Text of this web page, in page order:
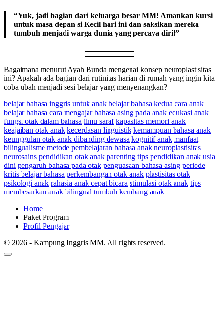
“Yuk, jadi bagian dari keluarga besar MM! Amankan kursi
untuk masa depan si Kecil hari ini dan saksikan mereka
tumbuh menjadi warga dunia yang percaya diri!”
Bagaimana menurut Ayah Bunda mengenai konsep neuroplastisitas
ini? Apakah ada bagian dari rutinitas harian di rumah yang ingin kita
coba ubah menjadi sesi belajar yang menyenangkan?
belajar bahasa inggris untuk anak belajar bahasa kedua cara anak
belajar bahasa cara mengajar bahasa asing pada anak edukasi anak
fungsi otak dalam bahasa ilmu saraf kapasitas memori anak
keajaiban otak anak kecerdasan linguistik kemampuan bahasa anak
keunggulan otak anak dibanding dewasa kognitif anak manfaat
bilingualisme metode pembelajaran bahasa anak neuroplastisitas
neurosains pendidikan otak anak parenting tips pendidikan anak usia
dini pengaruh bahasa pada otak penguasaan bahasa asing periode
kritis belajar bahasa perkembangan otak anak plastisitas otak
psikologi anak rahasia anak cepat bicara stimulasi otak anak tips
membesarkan anak bilingual tumbuh kembang anak
Home
Paket Program
Profil Pengajar
© 2026 - Kampung Inggris MM. All rights reserved.